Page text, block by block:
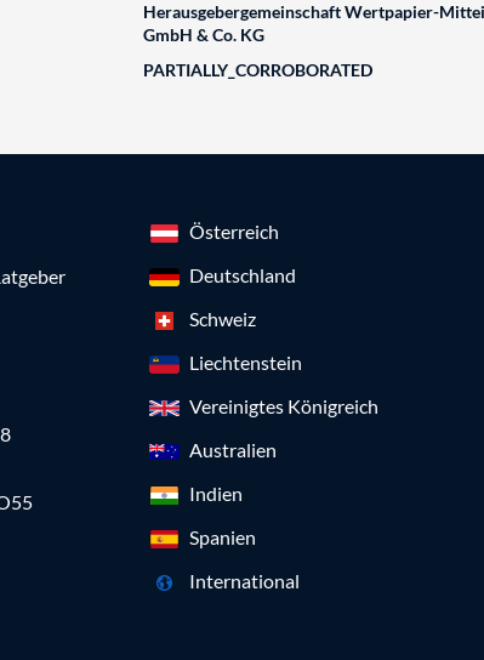
Herausgebergemeinschaft Wertpapier-
GmbH & Co. KG
PARTIALLY_CORROBORATED
Österreich
Deutschland
Schweiz
Liechtenstein
Vereinigtes Königreich
Australien
Indien
Spanien
International